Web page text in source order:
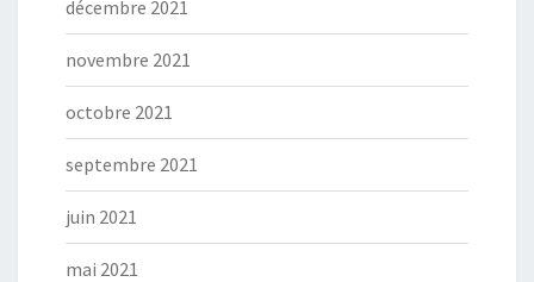
décembre 2021
novembre 2021
octobre 2021
septembre 2021
juin 2021
mai 2021